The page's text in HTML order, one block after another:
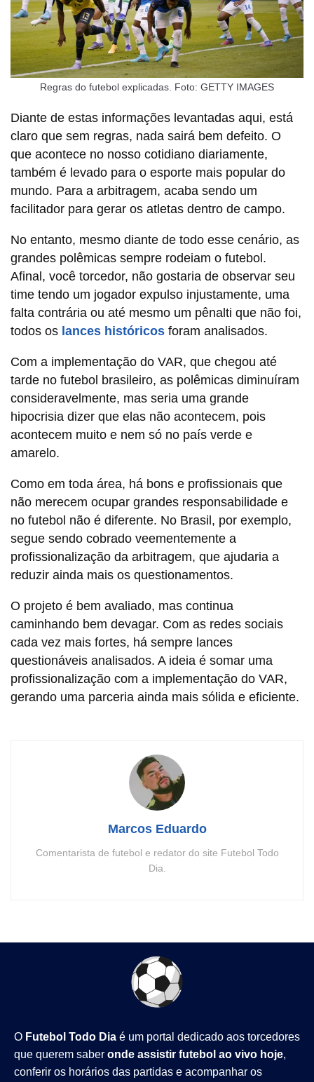
Regras do futebol explicadas. Foto: GETTY IMAGES
Diante de estas informações levantadas aqui, está
claro que sem regras, nada sairá bem defeito. O
que acontece no nosso cotidiano diariamente,
também é levado para o esporte mais popular do
mundo. Para a arbitragem, acaba sendo um
facilitador para gerar os atletas dentro de campo.
No entanto, mesmo diante de todo esse cenário, as
grandes polêmicas sempre rodeiam o futebol.
Afinal, você torcedor, não gostaria de observar seu
time tendo um jogador expulso injustamente, uma
falta contrária ou até mesmo um pênalti que não foi,
todos os lances históricos foram analisados.
Com a implementação do VAR, que chegou até
tarde no futebol brasileiro, as polêmicas diminuíram
consideravelmente, mas seria uma grande
hipocrisia dizer que elas não acontecem, pois
acontecem muito e nem só no país verde e
amarelo.
Como em toda área, há bons e profissionais que
não merecem ocupar grandes responsabilidade e
no futebol não é diferente. No Brasil, por exemplo,
segue sendo cobrado veementemente a
profissionalização da arbitragem, que ajudaria a
reduzir ainda mais os questionamentos.
O projeto é bem avaliado, mas continua
caminhando bem devagar. Com as redes sociais
cada vez mais fortes, há sempre lances
questionáveis analisados. A ideia é somar uma
profissionalização com a implementação do VAR,
gerando uma parceria ainda mais sólida e eficiente.
Marcos Eduardo
Comentarista de futebol e redator do site Futebol Todo
Dia.
O Futebol Todo Dia é um portal dedicado aos torcedores
que querem saber onde assistir futebol ao vivo hoje,
conferir os horários das partidas e acompanhar os